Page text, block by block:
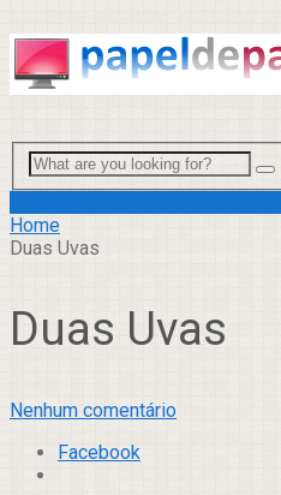
Home
Duas Uvas
Duas Uvas
Nenhum comentário
Facebook